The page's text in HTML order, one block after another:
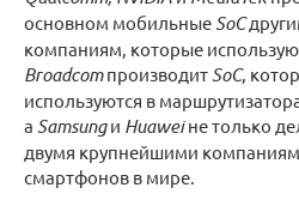
основном мобильные SoC
компаниям, которые
Broadcomпроизводит SoC,
используются в
а Samsungи Huaweiне только
двумя крупнейшими
смартфонов в мире.